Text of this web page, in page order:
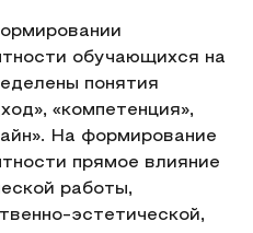
обучающихся на
понятия
«компетенция»,
На формирование
прямое влияние
работы,
эстетической,